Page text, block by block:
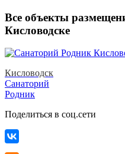
Все объекты
Кисловодске
Кисловодск
Санаторий
Родник
Поделиться в соц.сети